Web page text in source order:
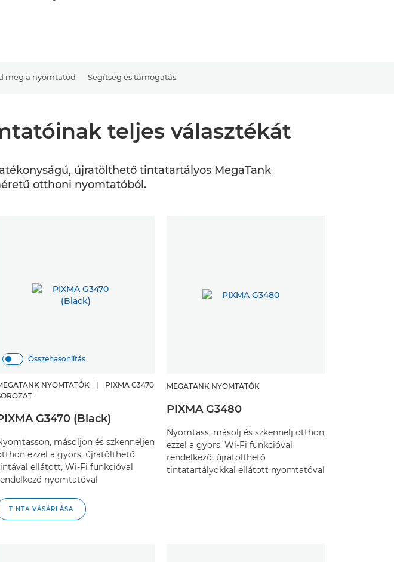
meg a nyomtatód Segítség és támogatás
teljes választékát
újratölthető tintatartályos MegaTank
otthoni nyomtatóból.
Összehasonlítás
NYOMTATÓK
PIXMA G3470
G3470 (Black)
másoljon és szkenneljen
ezzel a gyors, újratölthető
ellátott, Wi-Fi funkcióval
nyomtatóval
TINTA VÁSÁRLÁSA
MEGATANK NYOMTATÓK
PIXMA G3480
Nyomtass, másolj és szkennelj otthon
ezzel a gyors, Wi-Fi funkcióval
rendelkező, újratölthető
tintatartályokkal ellátott nyomtatóval